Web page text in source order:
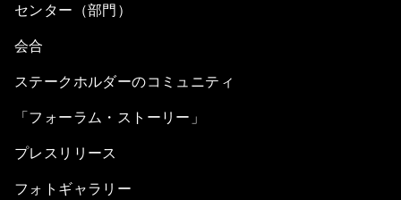
センター（部門）
会合
ステークホルダーのコミュニティ
「フォーラム・ストーリー」
プレスリリース
フォトギャラリー